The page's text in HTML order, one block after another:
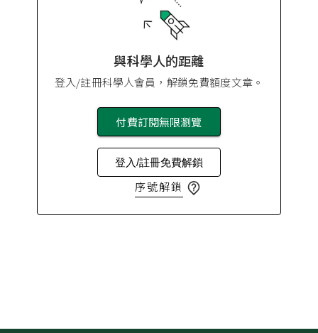
與科學人的距離
登入/註冊科學人會員，解鎖免費額度文章。
付費訂閱無限瀏覽
登入/註冊免費解鎖
序號解鎖